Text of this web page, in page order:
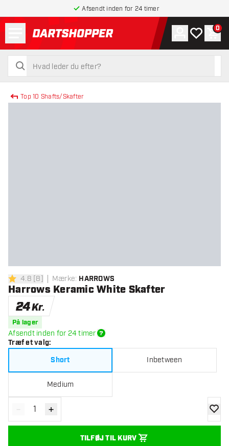
Afsendt inden for 24 timer
tilbage til forsiden
søg
søg
Konto
Min 0
Top 10 Shafts/Skafter
4.8 bedømmelsesstjerner
4.8 [8] Mærke: HARROWS
Harrows Keramic White Skafter
24Kr.
På lager
Afsendt inden for 24 timer
Træf et valg:
Short
Inbetween
Medium
Reducér antal
- Øg antal
+
TILFØJ TIL KURV